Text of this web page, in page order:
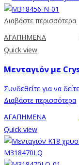
Διαβάστε περισσότερα
ΑΓΑΠΗΜΕΝΑ
Quick view
Μενταγιόν με
Συνδεθείτε για να δείτε
Διαβάστε περισσότερα
ΑΓΑΠΗΜΕΝΑ
Quick view